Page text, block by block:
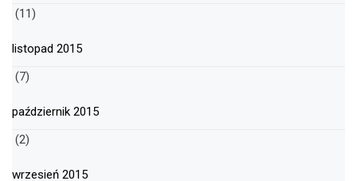
(11)
listopad 2015
(7)
październik 2015
(2)
wrzesień 2015